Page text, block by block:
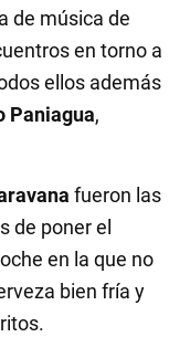
de música de
en torno a
ellos además
Paniagua,
fueron las
de poner el
en la que no
bien fría y